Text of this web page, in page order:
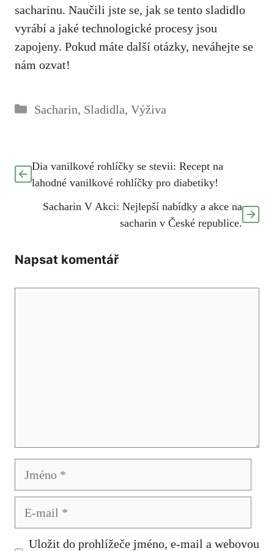
sacharinu. Naučili⁣ jste se, jak se tento sladidlo⁤
vyrábí a jaké technologické procesy jsou
zapojeny. Pokud máte další otázky, neváhejte se
nám ⁤ozvat!
Rubriky
Sacharin, Sladidla, Výživa
Dia vanilkové rohlíčky se stevii: Recept na
lahodné vanilkové rohlíčky pro diabetiky!
Sacharin V Akci: Nejlepší nabídky a akce na
sacharin v České republice.
Napsat komentář
Jméno
Uložit do prohlížeče jméno, e-mail a webovou